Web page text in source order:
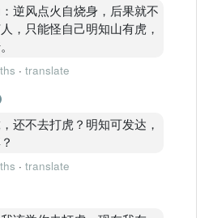
逆风点火自烧身，后果就不
，只能怪自己明知山有虎，
· translate
还不去打虎？明知可发达，
· translate